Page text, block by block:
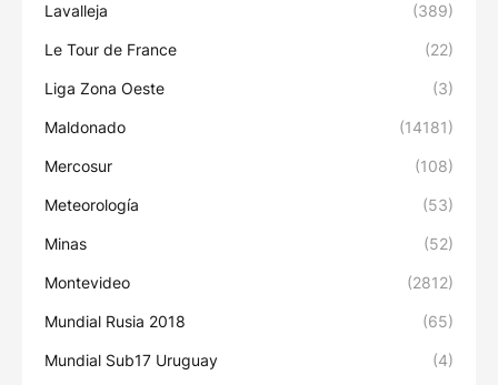
Lavalleja (389)
Le Tour de France (22)
Liga Zona Oeste (3)
Maldonado (14181)
Mercosur (108)
Meteorología (53)
Minas (52)
Montevideo (2812)
Mundial Rusia 2018 (65)
Mundial Sub17 Uruguay (4)